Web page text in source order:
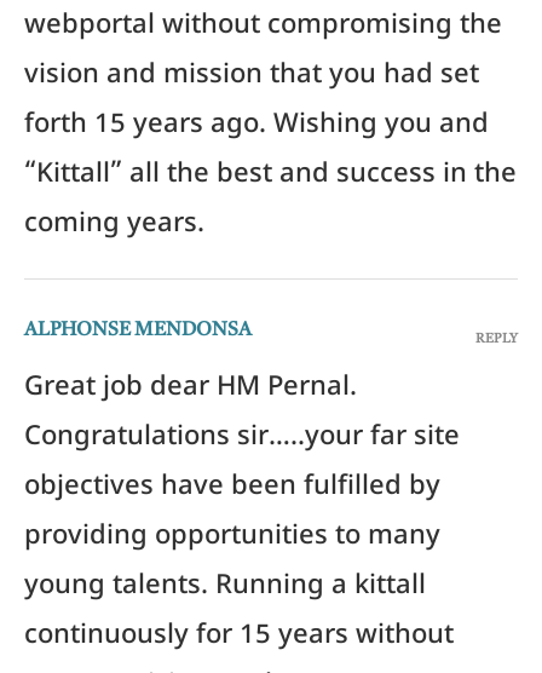
webportal without compromising the
vision and mission that you had set
forth 15 years ago. Wishing you and
“Kittall” all the best and success in the
coming years.
ALPHONSE MENDONSA
Great job dear HM Pernal.
Congratulations sir…..your far site
objectives have been fulfilled by
providing opportunities to many
young talents. Running a kittall
continuously for 15 years without
REPLY